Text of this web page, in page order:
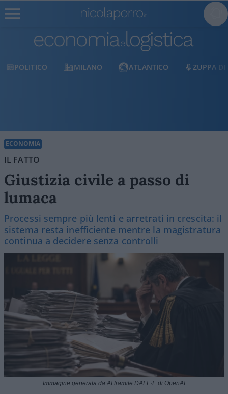
MILANO ATLANTICO ZUPPA DI PORRO
ECONOMIA
IL FATTO
Giustizia civile a passo di
lumaca
Processi sempre più lenti e arretrati in crescita: il
sistema resta inefficiente mentre la magistratura
continua a decidere senza controlli
Immagine generata da AI tramite DALL·E di OpenAI